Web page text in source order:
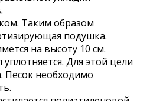
Таким образом
подушка.
на высоту 10 см.
Для этой цели
Песок необходимо